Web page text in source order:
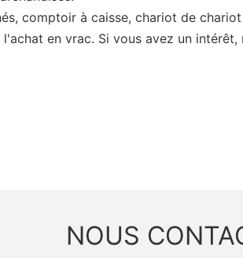
comptoir à caisse, chariot de
en vrac. Si vous avez un
NOUS